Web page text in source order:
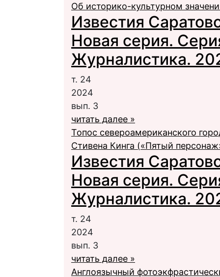
Об историко-культурном
Известия
Новая серия.
Журналистика.
т. 24
2024
вып. 3
читать далее »
Топос североамериканского
Стивена Кинга («Пятый
Известия
Новая серия.
Журналистика.
т. 24
2024
вып. 3
читать далее »
Англоязычный